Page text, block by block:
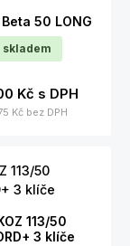
Beta 50 LONG
skladem
Kč s DPH
Kč bez DPH
113/50
3 klíče